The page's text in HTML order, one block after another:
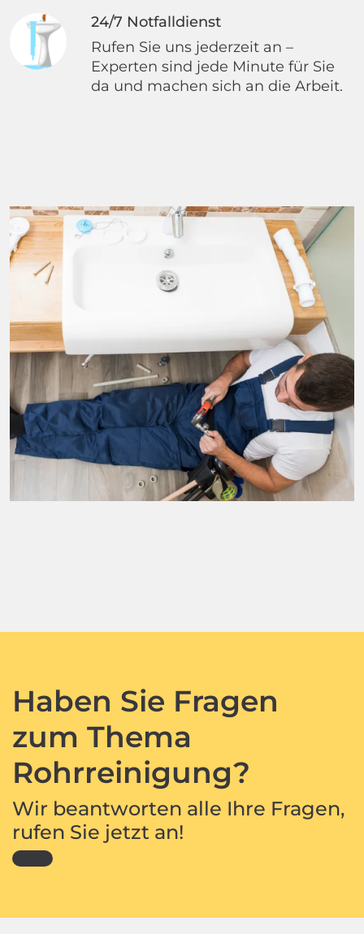
24/7 Notfalldienst
Rufen Sie uns jederzeit an –
Experten sind jede Minute für Sie
da und machen sich an die Arbeit.
Haben Sie Fragen
zum Thema
Rohrreinigung?
Wir beantworten alle Ihre Fragen,
rufen Sie jetzt an!